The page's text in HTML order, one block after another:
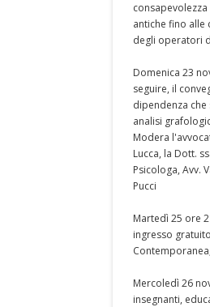
antiche fino
degli operatori
Domenica 23
seguire, il
dipendenza che
analisi
Modera
Lucca, la Dott.
Psicologa, Avv.
Pucci
Martedì 25 ore
ingresso
Mercoledì 26
insegnanti,